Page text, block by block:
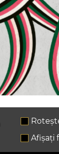
Afișați